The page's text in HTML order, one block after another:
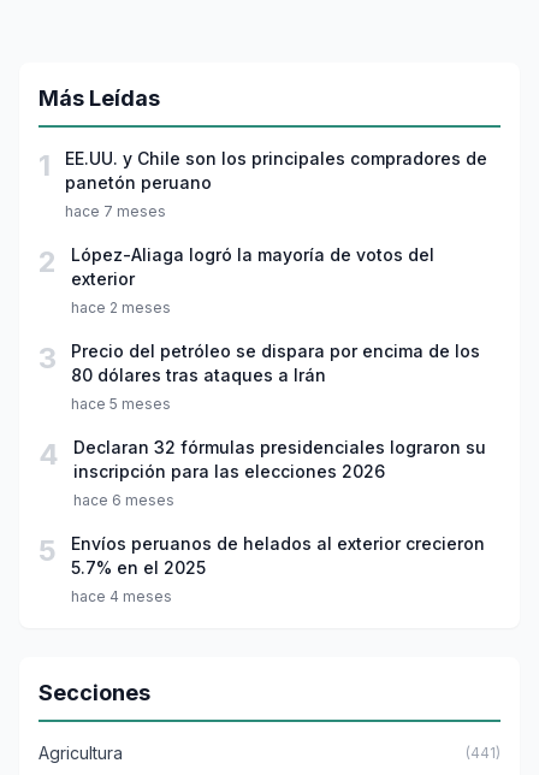
Más Leídas
1
EE.UU. y Chile son los principales compradores de
panetón peruano
hace 7 meses
2
López-Aliaga logró la mayoría de votos del
exterior
hace 2 meses
3
Precio del petróleo se dispara por encima de los
80 dólares tras ataques a Irán
hace 5 meses
4
Declaran 32 fórmulas presidenciales lograron su
inscripción para las elecciones 2026
hace 6 meses
5
Envíos peruanos de helados al exterior crecieron
5.7% en el 2025
hace 4 meses
Secciones
Agricultura (441)